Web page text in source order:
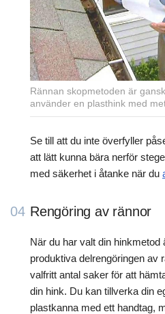
Rännan skopmetoden är
använder en plasthink med
Se till att du inte överfyller
att lätt kunna bära nerför
med säkerhet i åtanke när du
04 Rengöring av rännor
När du har valt din hinkmetod
produktiva delrengöringen av
valfritt antal saker för att
din hink. Du kan tillverka din
plastkanna med ett handtag,